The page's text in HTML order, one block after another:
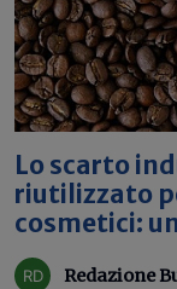
Lo scarto
riutilizzato
cosmetici:
Redazione